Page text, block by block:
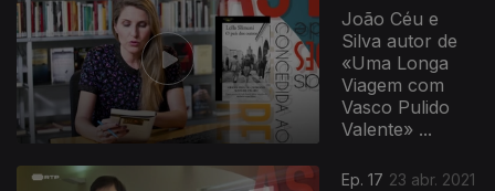
João Céu e
Silva autor de
«Uma Longa
Viagem com
Vasco Pulido
Valente» ...
Ep. 17 23 abr. 2021